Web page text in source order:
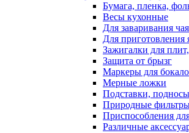
Бумага, пленка,
Весы кухонные
Для заваривания
Для приготовления
Зажигалки для
Защита от брызг
Маркеры для
Мерные ложки
Подставки, подносы
Природные
Приспособления
Различные